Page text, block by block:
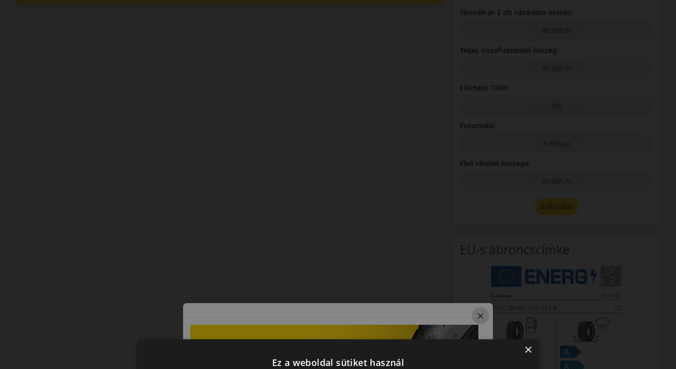
Termék ár 2 db vásárlása esetén:
80 380 Ft
Teljes viszafizetendő összeg:
80 380 Ft
Elérhető THM:
0%
Futamidő:
3 hónap
Első részlet összege:
20 095 Ft
Előbírálat
EU-s abroncscímke
×
Ez a weboldal sütiket használ